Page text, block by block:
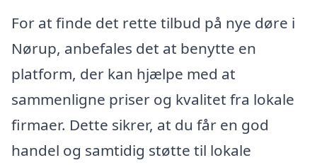
For at finde det rette tilbud på nye døre i
Nørup, anbefales det at benytte en
platform, der kan hjælpe med at
sammenligne priser og kvalitet fra lokale
firmaer. Dette sikrer, at du får en god
handel og samtidig støtte til lokale